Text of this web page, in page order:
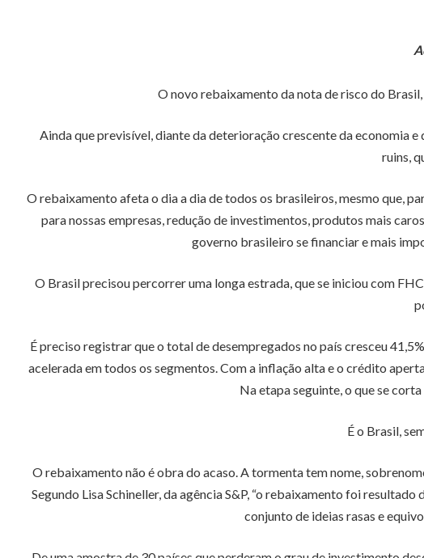
O novo rebaixamento da nota de risco do
Ainda que previsível, diante da deterioração crescente da economia
ruins,
O rebaixamento afeta o dia a dia de todos os brasileiros, mesmo que,
para nossas empresas, redução de investimentos, produtos mais
governo brasileiro se financiar e mais
O Brasil precisou percorrer uma longa estrada, que se iniciou com
É preciso registrar que o total de desempregados no país cresceu
acelerada em todos os segmentos. Com a inflação alta e o crédito
Na etapa seguinte, o que se
É o Brasil,
O rebaixamento não é obra do acaso. A tormenta tem nome,
Segundo Lisa Schineller, da agência S&P, “o rebaixamento foi
conjunto de ideias rasas e